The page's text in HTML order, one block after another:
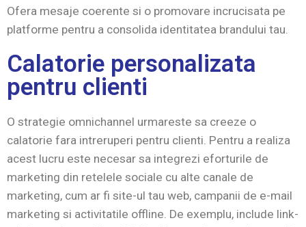
Ofera mesaje coerente si o promovare incrucisata pe
platforme pentru a consolida identitatea brandului tau.
Calatorie personalizata
pentru clienti
O strategie omnichannel urmareste sa creeze o
calatorie fara intreruperi pentru clienti. Pentru a realiza
acest lucru este necesar sa integrezi eforturile de
marketing din retelele sociale cu alte canale de
marketing, cum ar fi site-ul tau web, campanii de e-mail
marketing si activitatile offline. De exemplu, include link-